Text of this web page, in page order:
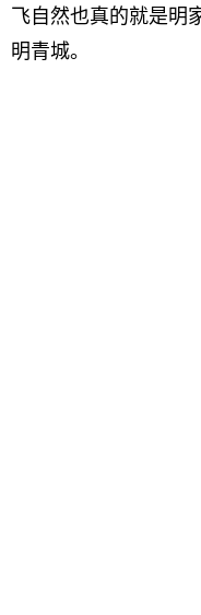
飞自然也真的就是
明青城。